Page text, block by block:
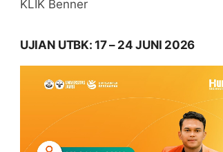
KLIK Benner
UJIAN UTBK: 17 – 24 JUNI 2026